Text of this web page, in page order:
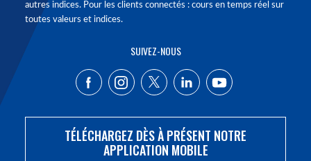
autres indices. Pour les clients connectés : cours en temps réel sur
toutes valeurs et indices.
SUIVEZ-NOUS
TÉLÉCHARGEZ DÈS À PRÉSENT NOTRE
APPLICATION MOBILE